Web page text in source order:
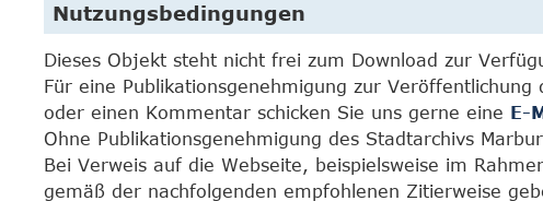
Nutzungsbedingungen
Dieses Objekt steht nicht frei zum Download zur
Für eine Publikationsgenehmigung zur
oder einen Kommentar schicken Sie uns gerne eine E-
Ohne Publikationsgenehmigung des Stadtarchivs
Bei Verweis auf die Webseite, beispielsweise im
gemäß der nachfolgenden empfohlenen Zitierweise